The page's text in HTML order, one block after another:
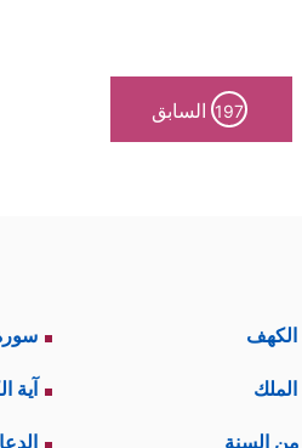
صلاةً وطوافًا
بتكبير الأضحى:﴿اللهُ أكبر، اللهُ
197 السابق
آية
من السنة